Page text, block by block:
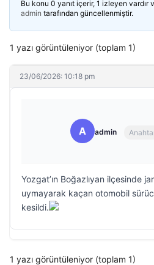
Bu konu 0 yanıt içerir, 1 izleyen vardır
admin tarafından güncellenmiştir.
1 yazı görüntüleniyor (toplam 1)
23/06/2026: 10:18 pm
A admin
Yozgat’ın Boğazlıyan ilçesinde
uymayarak kaçan otomobil
kesildi.
1 yazı görüntüleniyor (toplam 1)